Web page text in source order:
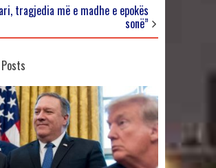
tragjedia më e madhe e epokës
sonë”